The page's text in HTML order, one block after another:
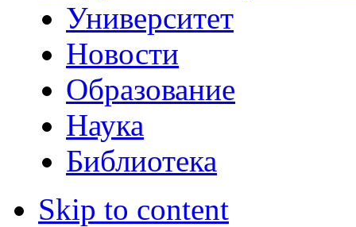
Университет
Новости
Образование
Наука
Библиотека
Skip to content